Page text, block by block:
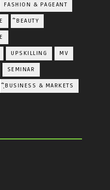
FASHION & PAGEANT
ิBEAUTY
UPSKILLING MV
SEMINAR
ฺิBUSINESS & MARKETS